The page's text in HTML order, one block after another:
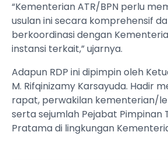
“Kementerian ATR/BPN perlu
usulan ini secara komprehensif
berkoordinasi dengan
instansi terkait,” ujarnya.
Adapun RDP ini dipimpin oleh
M. Rifqinizamy Karsayuda. Hadir
rapat, perwakilan kementerian/
serta sejumlah Pejabat Pimpinan
Pratama di lingkungan